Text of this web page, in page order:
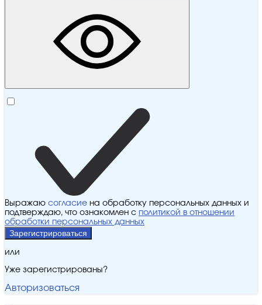
Выражаю согласие на обработку персональных данных и
подтверждаю, что ознакомлен с политикой в отношении
обработки персональных данных
Зарегистрироваться
или
Уже зарегистрированы?
Авторизоваться